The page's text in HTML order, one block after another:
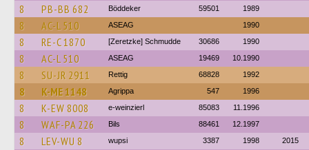
8 PB-BB 682 Böddeker 59501 1989
8 AC-L 510 ASEAG 1990
8 RE-C 1870 [Zeretzke] Schmudde 30686 1990
8 AC-L 510 ASEAG 19469 10.1990
8 SU-JR 2911 Rettig 68828 1992
8 K-ME 1148 Agrippa 547 1996
8 K-EW 8008 e-weinzierl 85083 11.1996
8 WAF-PA 226 Bils 88461 12.1997
8 LEV-WU 8 wupsi 3387 1998 2015